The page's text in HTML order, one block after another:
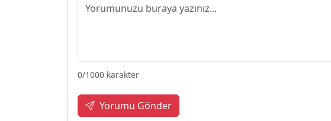
0/1000 karakter
Yorumu Gönder